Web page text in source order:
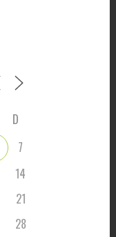
D
7
14
21
28